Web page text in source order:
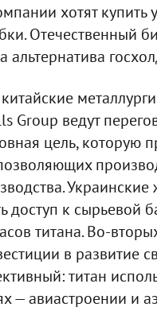
хотят купить
Отечественный
альтернатива
Group ведут
цель, которую
доступ к сырьевой
титана. Во-
в развитие
титан
— авиастроении и